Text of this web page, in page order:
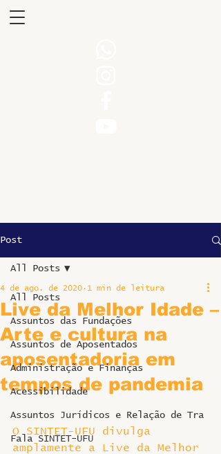
Post
All Posts
Assuntos das Fundações
Assuntos de Aposentados
Administração e Finanças
Acessibilidade
Assuntos Jurídicos e Relação de Tra
Fala SINTET-UFU
All Posts
Live da Melhor Idade –
Arte e cultura na
aposentadoria em
tempos de pandemia
4 de ago. de 2020 1 min de leitura
O SINTET-UFU divulga
amplamente a Live da Melhor